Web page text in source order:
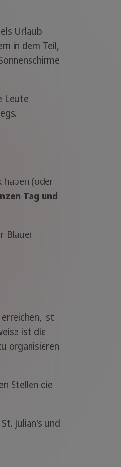
Urlaub
in dem Teil,
Leute
haben (oder
Tag und
Blauer
ist
ist die
organisieren
Stellen die
Julian's und